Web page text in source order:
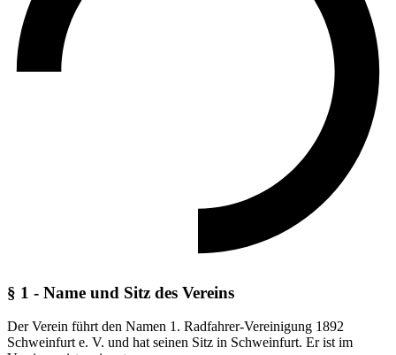
§ 1 - Name und Sitz des Vereins
Der Verein führt den Namen 1. Radfahrer-Vereinigung 1892
Schweinfurt e. V. und hat seinen Sitz in Schweinfurt. Er ist im